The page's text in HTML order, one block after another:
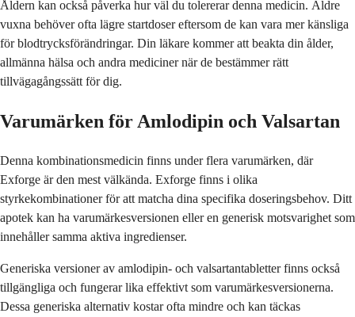
Åldern kan också påverka hur väl du tolererar denna medicin. Äldre
vuxna behöver ofta lägre startdoser eftersom de kan vara mer känsliga
för blodtrycksförändringar. Din läkare kommer att beakta din ålder,
allmänna hälsa och andra mediciner när de bestämmer rätt
tillvägagångssätt för dig.
Varumärken för Amlodipin och Valsartan
Denna kombinationsmedicin finns under flera varumärken, där
Exforge är den mest välkända. Exforge finns i olika
styrkekombinationer för att matcha dina specifika doseringsbehov. Ditt
apotek kan ha varumärkesversionen eller en generisk motsvarighet som
innehåller samma aktiva ingredienser.
Generiska versioner av amlodipin- och valsartantabletter finns också
tillgängliga och fungerar lika effektivt som varumärkesversionerna.
Dessa generiska alternativ kostar ofta mindre och kan täckas